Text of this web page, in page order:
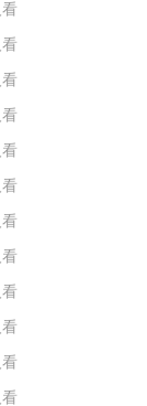
看
看
看
看
看
看
看
看
看
看
看
看